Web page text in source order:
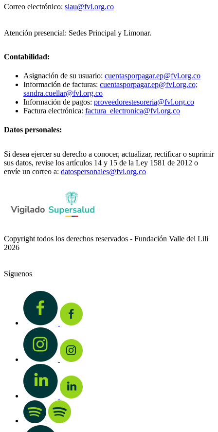
Correo electrónico: siau@fvl.org.co
Atención presencial: Sedes Principal y Limonar.
Contabilidad:
Asignación de su usuario: cuentasporpagar.ep@fvl.org.co
Información de facturas: cuentasporpagar.ep@fvl.org.co;
sandra.cuellar@fvl.org.co
Información de pagos: proveedorestesoreria@fvl.org.co
Factura electrónica: factura_electronica@fvl.org.co
Datos personales:
Si desea ejercer su derecho a conocer, actualizar, rectificar o suprimir
sus datos, revise los artículos 14 y 15 de la Ley 1581 de 2012 o
envíe un correo a: datospersonales@fvl.org.co
Copyright todos los derechos reservados - Fundación Valle del Lili
2026
Síguenos